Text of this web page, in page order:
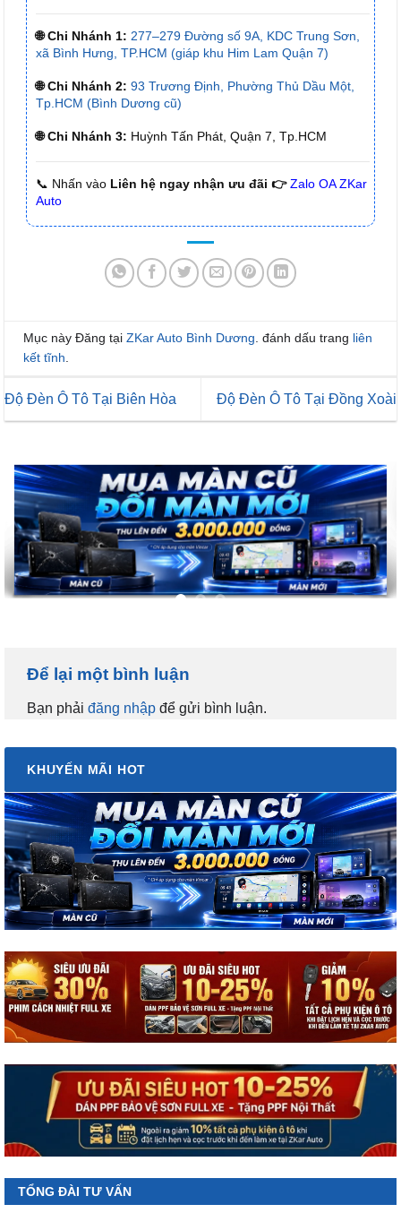
🌐 Chi Nhánh 1: 277–279 Đường số 9A, KDC Trung Sơn,
xã Bình Hưng, TP.HCM (giáp khu Him Lam Quận 7)
🌐 Chi Nhánh 2: 93 Trương Định, Phường Thủ Dầu Một,
Tp.HCM (Bình Dương cũ)
🌐 Chi Nhánh 3: Huỳnh Tấn Phát, Quận 7, Tp.HCM
📞 Nhấn vào Liên hệ ngay nhận ưu đãi 👉 Zalo OA ZKar
Auto
Mục này Đăng tại ZKar Auto Bình Dương. đánh dấu trang liên
kết tĩnh.
Độ Đèn Ô Tô Tại Biên Hòa Độ Đèn Ô Tô Tại Đồng Xoài
Để lại một bình luận
Bạn phải đăng nhập để gửi bình luận.
KHUYẾN MÃI HOT
TỔNG ĐÀI TƯ VẤN